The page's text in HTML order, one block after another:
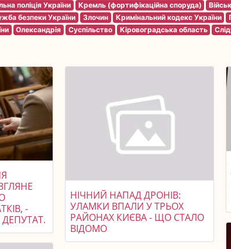
поліція України Кремль (фортифікаційна споруда)
безпеки України Злочин Кримінальний кодекс України
Олександрія Суспільство Кіровоградська область
-
НІЧНИЙ НАПАД ДРОНІВ:
УЛАМКИ ВПАЛИ У ТРЬОХ
РАЙОНАХ КИЄВА - ЩО СТАЛО
ВІДОМО